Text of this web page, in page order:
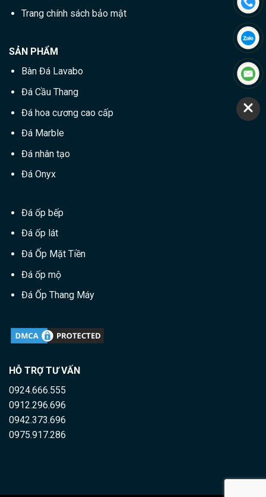
Trang chính sách bảo mật
SẢN PHẨM
Bàn Đá Lavabo
Đá Cầu Thang
Đá hoa cương cao cấp
Đá Marble
Đá nhân tạo
Đá Onyx
Đá ốp bếp
Đá ốp lát
Đá Ốp Mặt Tiền
Đá ốp mộ
Đá Ốp Thang Máy
HỖ TRỢ TƯ VẤN
0924.666.555
0912.296.696
0942.373.696
0975.917.286